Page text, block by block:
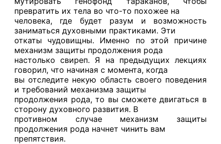
превратить их тела во что-то похожее на
человека, где будет разум и возможность
заниматься духовными практиками. Эти
откаты чудовищны. Именно по этой причине
механизм защиты продолжения рода
настолько свиреп. Я на предыдущих лекциях
говорил, что начиная с момента, когда
вы отследите некую область своего поведения
и требований механизма защиты
продолжения рода, то вы сможете двигаться в
сторону духовного развития. В
противном случае механизм защиты
продолжения рода начнет чинить вам
препятствия.